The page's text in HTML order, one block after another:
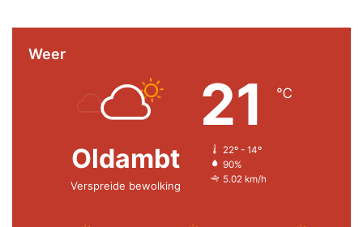
Weer
Oldambt
Verspreide bewolking
21 ℃
22º - 14º
90%
5.02 km/h